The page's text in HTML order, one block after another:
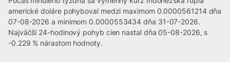
americké doláre pohyboval medzi maximom 0.0000561214 dňa
07-08-2026 a minimom 0.0000553434 dňa 31-07-2026.
Najväčší 24-hodinový pohyb cien nastal dňa 05-08-2026, s
-0.229 % nárastom hodnoty.